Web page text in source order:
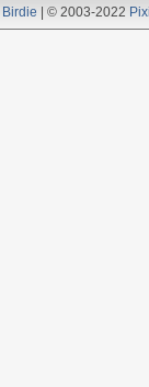
Birdie | © 2003-2022